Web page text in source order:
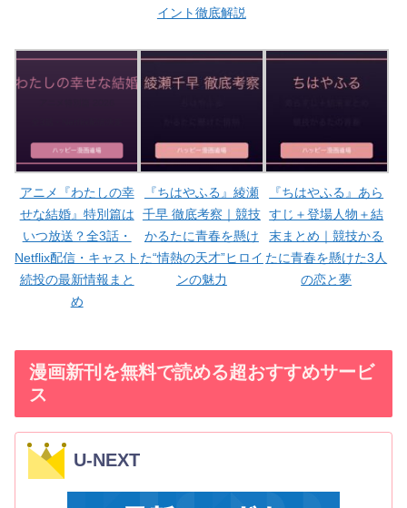
イント徹底解説
アニメ『わたしの幸
せな結婚』特別篇は
いつ放送？全3話・
Netflix配信・キャスト
続投の最新情報まと
め
『ちはやふる』綾瀬
千早 徹底考察｜競技
かるたに青春を懸け
た“情熱の天才”ヒロイ
ンの魅力
『ちはやふる』あら
すじ＋登場人物＋結
末まとめ｜競技かる
たに青春を懸けた3人
の恋と夢
漫画新刊を無料で読める超おすすめサービ
ス
U-NEXT